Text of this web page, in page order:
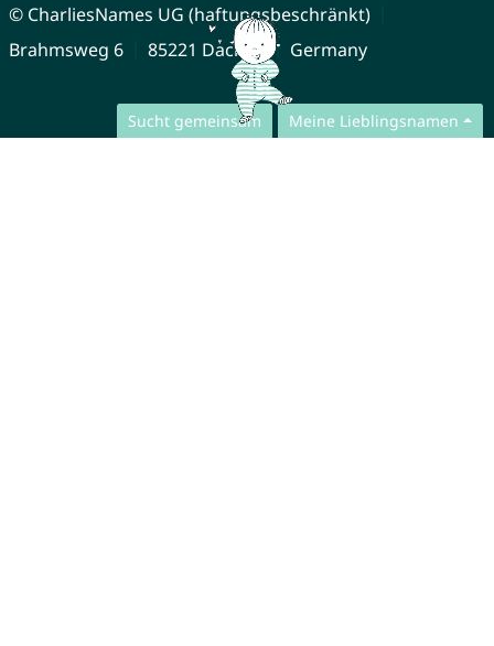
Sucht gemeinsam Meine Lieblingsnamen
© CharliesNames UG (haftungsbeschränkt)
Brahmsweg 6
85221 Dachau Germany